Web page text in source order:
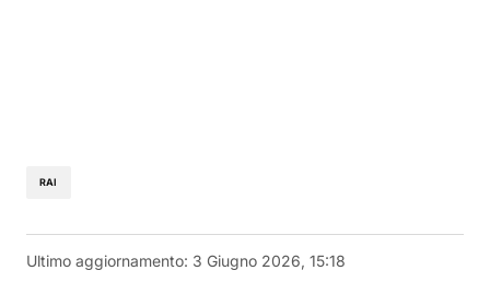
RAI
Ultimo aggiornamento: 3 Giugno 2026, 15:18